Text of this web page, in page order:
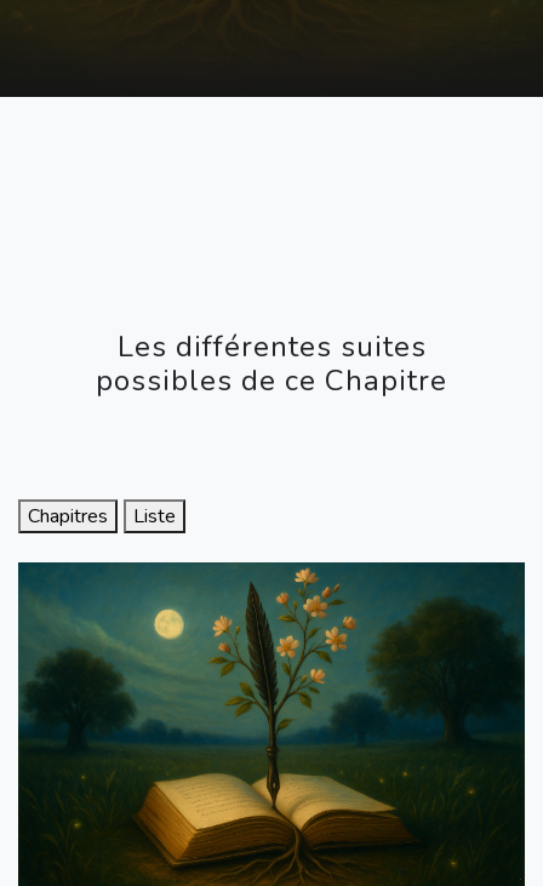
Les différentes suites
possibles de ce Chapitre
Chapitres Liste